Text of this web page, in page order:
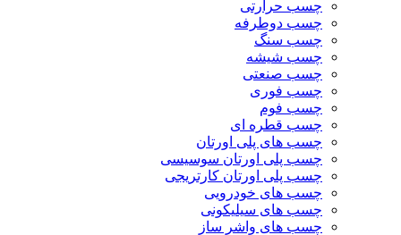
چسب حرارتی
چسب دوطرفه
چسب سنگ
چسب شیشه
چسب صنعتی
چسب فوری
چسب فوم
چسب قطره ای
چسب های پلی اورتان
چسب پلی اورتان سوسیسی
چسب پلی اورتان کارتریجی
چسب های خودرویی
چسب های سیلیکونی
چسب های واشر ساز